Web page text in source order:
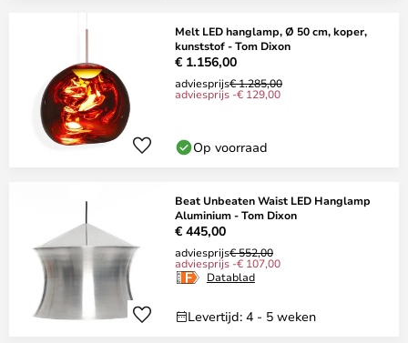
Melt LED hanglamp, Ø 50 cm, koper,
kunststof - Tom Dixon
€ 1.156,00
adviesprijs€ 1.285,00
adviesprijs -€ 129,00
Op voorraad
Beat Unbeaten Waist LED Hanglamp
Aluminium - Tom Dixon
€ 445,00
adviesprijs€ 552,00
adviesprijs -€ 107,00
Datablad
Levertijd: 4 - 5 weken